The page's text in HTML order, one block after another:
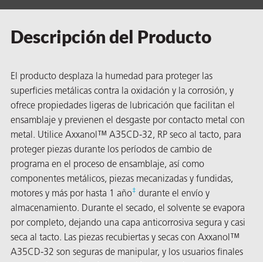
Descripción del Producto
El producto desplaza la humedad para proteger las
superficies metálicas contra la oxidación y la corrosión, y
ofrece propiedades ligeras de lubricación que facilitan el
ensamblaje y previenen el desgaste por contacto metal con
metal. Utilice Axxanol™ A35CD-32, RP seco al tacto, para
proteger piezas durante los períodos de cambio de
programa en el proceso de ensamblaje, así como
componentes metálicos, piezas mecanizadas y fundidas,
motores y más por hasta 1 año‡ durante el envío y
almacenamiento. Durante el secado, el solvente se evapora
por completo, dejando una capa anticorrosiva segura y casi
seca al tacto. Las piezas recubiertas y secas con Axxanol™
A35CD-32 son seguras de manipular, y los usuarios finales
de